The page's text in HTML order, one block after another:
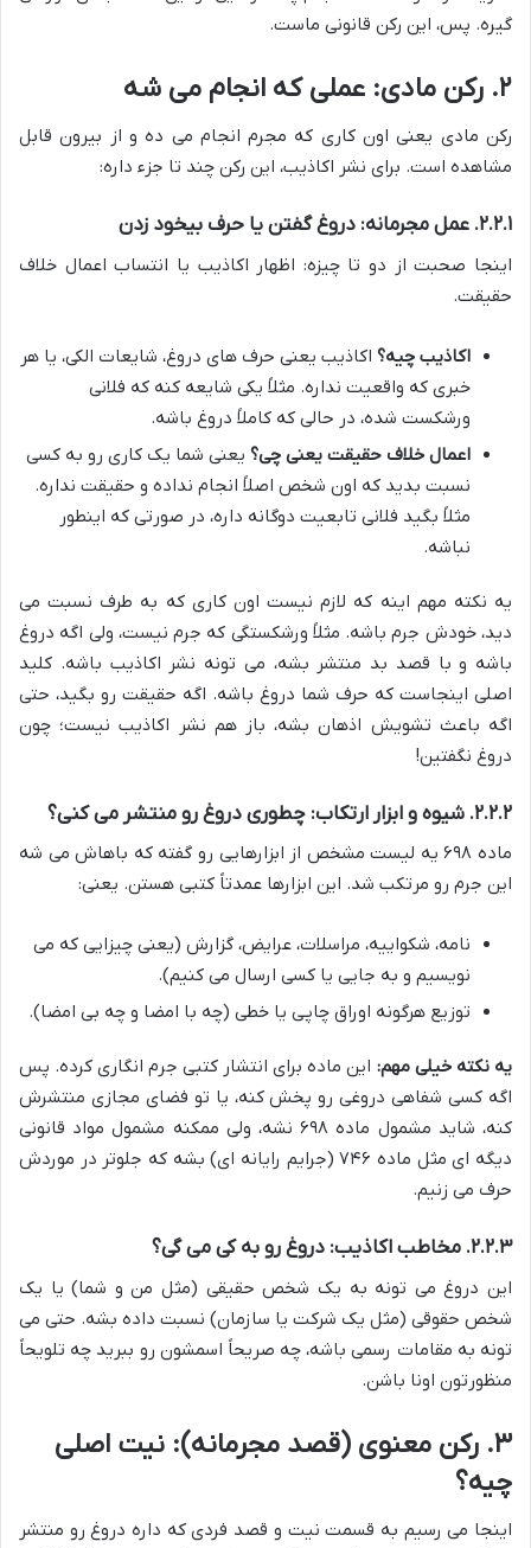
گیره. پس، این رکن قانونی ماست.
۲. رکن مادی: عملی که انجام می شه
رکن مادی یعنی اون کاری که مجرم انجام می ده و از بیرون قابل
مشاهده است. برای نشر اکاذیب، این رکن چند تا جزء داره:
۲.۲.۱. عمل مجرمانه: دروغ گفتن یا حرف بیخود زدن
اینجا صحبت از دو تا چیزه: اظهار اکاذیب یا انتساب اعمال خلاف
حقیقت.
اکاذیب چیه؟ اکاذیب یعنی حرف های دروغ، شایعات الکی، یا هر
خبری که واقعیت نداره. مثلاً یکی شایعه کنه که فلانی
ورشکست شده، در حالی که کاملاً دروغ باشه.
اعمال خلاف حقیقت یعنی چی؟ یعنی شما یک کاری رو به کسی
نسبت بدید که اون شخص اصلاً انجام نداده و حقیقت نداره.
مثلاً بگید فلانی تابعیت دوگانه داره، در صورتی که اینطور
نباشه.
یه نکته مهم اینه که لازم نیست اون کاری که به طرف نسبت می
دید، خودش جرم باشه. مثلاً ورشکستگی که جرم نیست، ولی اگه دروغ
باشه و با قصد بد منتشر بشه، می تونه نشر اکاذیب باشه. کلید
اصلی اینجاست که حرف شما دروغ باشه. اگه حقیقت رو بگید، حتی
اگه باعث تشویش اذهان بشه، باز هم نشر اکاذیب نیست؛ چون
دروغ نگفتین!
۲.۲.۲. شیوه و ابزار ارتکاب: چطوری دروغ رو منتشر می کنی؟
ماده ۶۹۸ یه لیست مشخص از ابزارهایی رو گفته که باهاش می شه
این جرم رو مرتکب شد. این ابزارها عمدتاً کتبی هستن. یعنی:
نامه، شکواییه، مراسلات، عرایض، گزارش (یعنی چیزایی که می
نویسیم و به جایی یا کسی ارسال می کنیم).
توزیع هرگونه اوراق چاپی یا خطی (چه با امضا و چه بی امضا).
یه نکته خیلی مهم: این ماده برای انتشار کتبی جرم انگاری کرده. پس
اگه کسی شفاهی دروغی رو پخش کنه، یا تو فضای مجازی منتشرش
کنه، شاید مشمول ماده ۶۹۸ نشه، ولی ممکنه مشمول مواد قانونی
دیگه ای مثل ماده ۷۴۶ (جرایم رایانه ای) بشه که جلوتر در موردش
حرف می زنیم.
۲.۲.۳. مخاطب اکاذیب: دروغ رو به کی می گی؟
این دروغ می تونه به یک شخص حقیقی (مثل من و شما) یا یک
شخص حقوقی (مثل یک شرکت یا سازمان) نسبت داده بشه. حتی می
تونه به مقامات رسمی باشه، چه صریحاً اسمشون رو ببرید چه تلویحاً
منظورتون اونا باشن.
۳. رکن معنوی (قصد مجرمانه): نیت اصلی
چیه؟
اینجا می رسیم به قسمت نیت و قصد فردی که داره دروغ رو منتشر